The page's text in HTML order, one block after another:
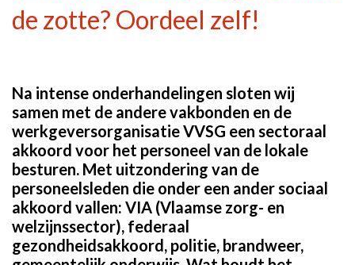
de zotte? Oordeel zelf!
Na intense onderhandelingen sloten wij
samen met de andere vakbonden en de
werkgeversorganisatie VVSG een sectoraal
akkoord voor het personeel van de lokale
besturen. Met uitzondering van de
personeelsleden die onder een ander sociaal
akkoord vallen: VIA (Vlaamse zorg- en
welzijnssector), federaal
gezondheidsakkoord, politie, brandweer,